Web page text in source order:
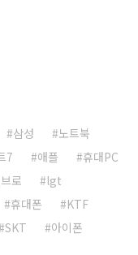
삼성
노트북
7 애플
휴대PC
로
lgt
휴대폰
KTF
SKT
아이폰